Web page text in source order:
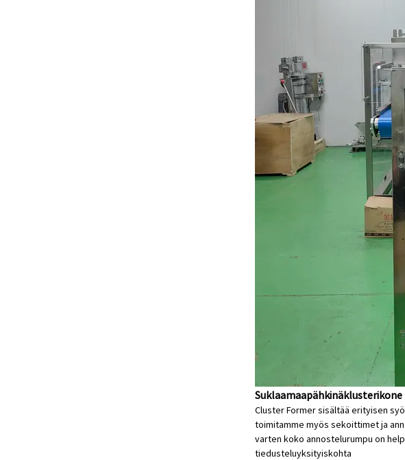
Suklaamaapähkinäklusterikone
Cluster Former sisältää erityisen
toimitamme myös sekoittimet ja
varten koko annostelurumpu on
tiedusteluyksityiskohta